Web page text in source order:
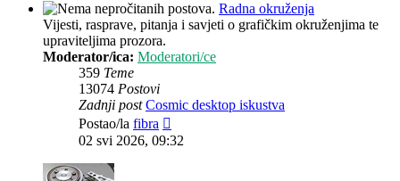
Radna okruženja
Vijesti, rasprave, pitanja i savjeti o grafičkim okruženjima te
upraviteljima prozora.
Moderator/ica: Moderatori/ce
359 Teme
13074 Postovi
Zadnji post Cosmic desktop iskustva
Postao/la fibra
post
02 svi 2026, 09:32